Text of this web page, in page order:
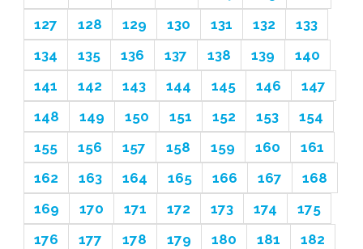
127
128 129 130 131 132
133
134
135 136 137 138 139
140
141
142 143 144 145 146
147
148
149 150 151 152 153
154
155
156 157 158 159 160
161
162
163 164 165 166 167
168
169
170 171 172 173 174
175
176
177 178 179 180 181
182